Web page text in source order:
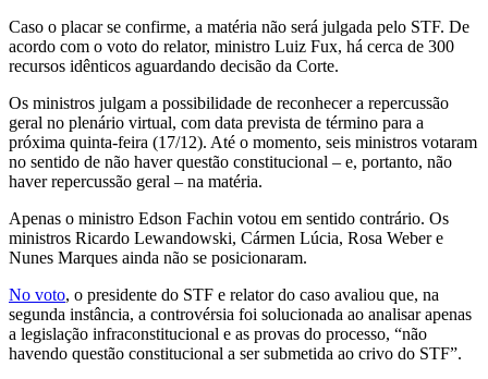
Caso o placar se confirme, a matéria não será julgada pelo STF. De
acordo com o voto do relator, ministro Luiz Fux, há cerca de 300
recursos idênticos aguardando decisão da Corte.
Os ministros julgam a possibilidade de reconhecer a repercussão
geral no plenário virtual, com data prevista de término para a
próxima quinta-feira (17/12). Até o momento, seis ministros votaram
no sentido de não haver questão constitucional – e, portanto, não
haver repercussão geral – na matéria.
Apenas o ministro Edson Fachin votou em sentido contrário. Os
ministros Ricardo Lewandowski, Cármen Lúcia, Rosa Weber e
Nunes Marques ainda não se posicionaram.
No voto, o presidente do STF e relator do caso avaliou que, na
segunda instância, a controvérsia foi solucionada ao analisar apenas
a legislação infraconstitucional e as provas do processo, “não
havendo questão constitucional a ser submetida ao crivo do STF”.